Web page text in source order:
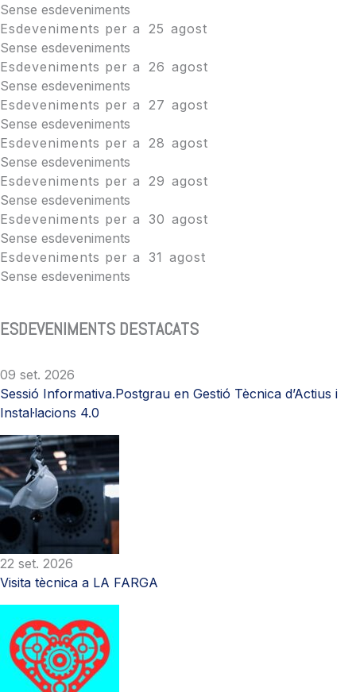
Sense esdeveniments
Esdeveniments per a
25 agost
Sense esdeveniments
Esdeveniments per a
26 agost
Sense esdeveniments
Esdeveniments per a
27 agost
Sense esdeveniments
Esdeveniments per a
28 agost
Sense esdeveniments
Esdeveniments per a
29 agost
Sense esdeveniments
Esdeveniments per a 30 agost
Sense esdeveniments
Esdeveniments per a 31 agost
Sense esdeveniments
ESDEVENIMENTS DESTACATS
09 set. 2026
Sessió Informativa.Postgrau en Gestió Tècnica d’Actius i
Instal·lacions 4.0
22 set. 2026
Visita tècnica a LA FARGA